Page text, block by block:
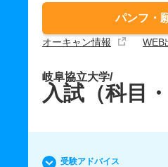
パンフ・
オーキャン情報 WEB
岐阜協立大学/
入試（科目・
受験アドバイス